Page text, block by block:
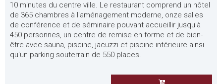
10 minutes du centre ville. Le restaurant comprend un hôtel
de 365 chambres à l'aménagement moderne, onze salles
de conférence et de séminaire pouvant accueillir jusqu'à
450 personnes, un centre de remise en forme et de bien-
être avec sauna, piscine, jacuzzi et piscine intérieure ainsi
qu'un parking souterrain de 550 places.